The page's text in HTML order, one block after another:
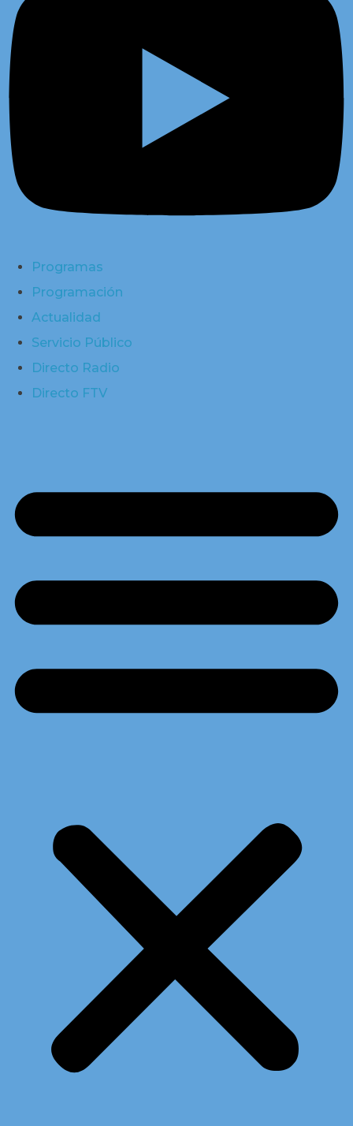
Programas
Programación
Actualidad
Servicio Público
Directo Radio
Directo FTV